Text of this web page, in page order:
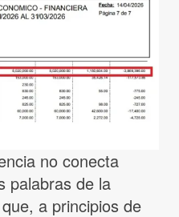
no conecta
palabras de la
a principios de